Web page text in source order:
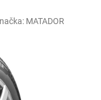
MATADOR